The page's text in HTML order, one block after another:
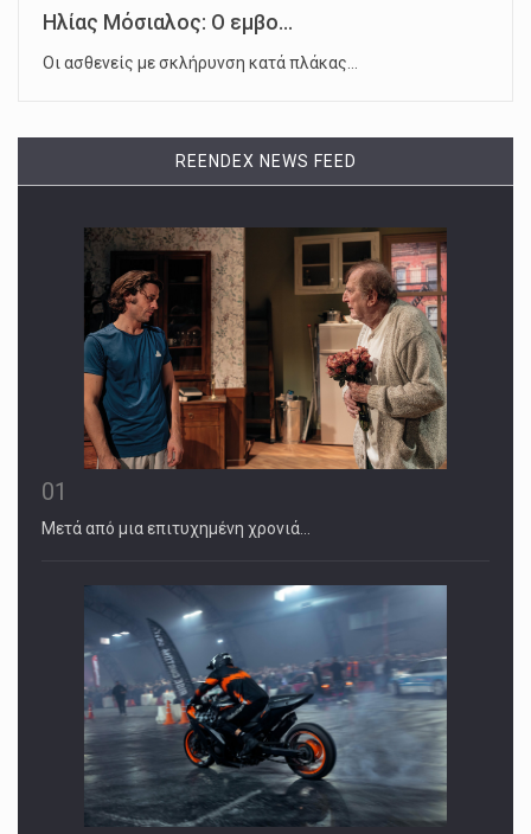
Ηλίας Μόσιαλος: Ο εμβο...
Οι ασθενείς με σκλήρυνση κατά πλάκας…
REENDEX NEWS FEED
01
Μετά από μια επιτυχημένη χρονιά…